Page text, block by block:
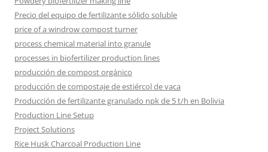
Precio del equipo de fertilizante sólido soluble
price of a windrow compost turner
process chemical material into granule
processes in biofertilizer production lines
producción de compost orgánico
producción de compostaje de estiércol de vaca
Producción de fertilizante granulado npk de 5 t/h en Bolivia
Production Line Setup
Project Solutions
Rice Husk Charcoal Production Line